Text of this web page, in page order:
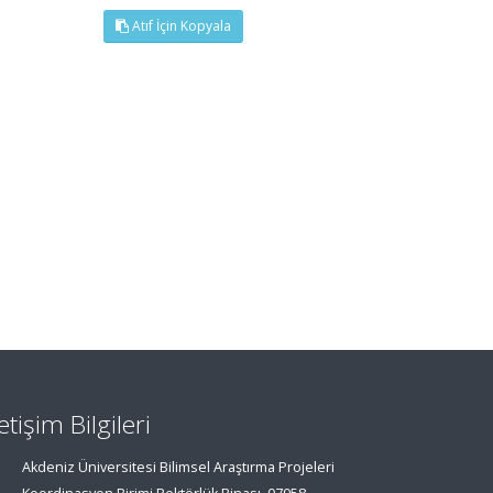
Atıf İçin Kopyala
Bilgileri
Akdeniz Üniversitesi Bilimsel Araştırma Projeleri